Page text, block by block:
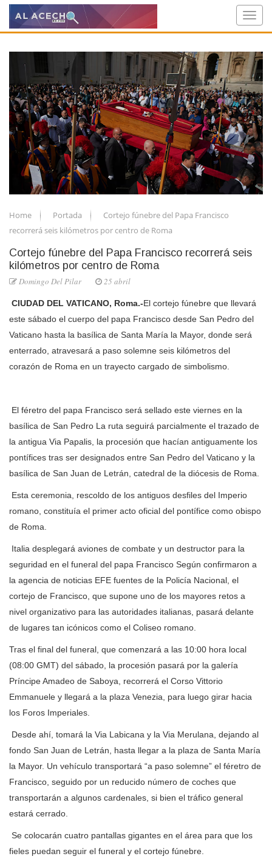
Home Portada
Cortejo fúnebre del Papa Francisco
recorrerá seis kilómetros por centro de Roma
Cortejo fúnebre del Papa Francisco recorrerá seis
kilómetros por centro de Roma
Domingo Del Pilar 25 abril
CIUDAD DEL VATICANO, Roma.-El cortejo fúnebre que llevará
este sábado el cuerpo del papa Francisco desde San Pedro del
Vaticano hasta la basílica de Santa María la Mayor, donde será
enterrado, atravesará a paso solemne seis kilómetros del
corazón de Roma en un trayecto cargado de simbolismo.
El féretro del papa Francisco será sellado este viernes en la
basílica de San Pedro La ruta seguirá parcialmente el trazado de
la antigua Via Papalis, la procesión que hacían antiguamente los
pontífices tras ser designados entre San Pedro del Vaticano y la
basílica de San Juan de Letrán, catedral de la diócesis de Roma.
Esta ceremonia, rescoldo de los antiguos desfiles del Imperio
romano, constituía el primer acto oficial del pontífice como obispo
de Roma.
Italia desplegará aviones de combate y un destructor para la
seguridad en el funeral del papa Francisco Según confirmaron a
la agencia de noticias EFE fuentes de la Policía Nacional, el
cortejo de Francisco, que supone uno de los mayores retos a
nivel organizativo para las autoridades italianas, pasará delante
de lugares tan icónicos como el Coliseo romano.
Tras el final del funeral, que comenzará a las 10:00 hora local
(08:00 GMT) del sábado, la procesión pasará por la galería
Príncipe Amadeo de Saboya, recorrerá el Corso Vittorio
Emmanuele y llegará a la plaza Venezia, para luego girar hacia
los Foros Imperiales.
Desde ahí, tomará la Via Labicana y la Via Merulana, dejando al
fondo San Juan de Letrán, hasta llegar a la plaza de Santa María
la Mayor. Un vehículo transportará “a paso solemne” el féretro de
Francisco, seguido por un reducido número de coches que
transportarán a algunos cardenales, si bien el tráfico general
estará cerrado.
Se colocarán cuatro pantallas gigantes en el área para que los
fieles puedan seguir el funeral y el cortejo fúnebre.